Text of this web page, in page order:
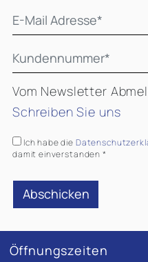
Vom Newsletter
Schreiben Sie uns
Ich habe die
damit einverstanden *
Öffnungszeiten